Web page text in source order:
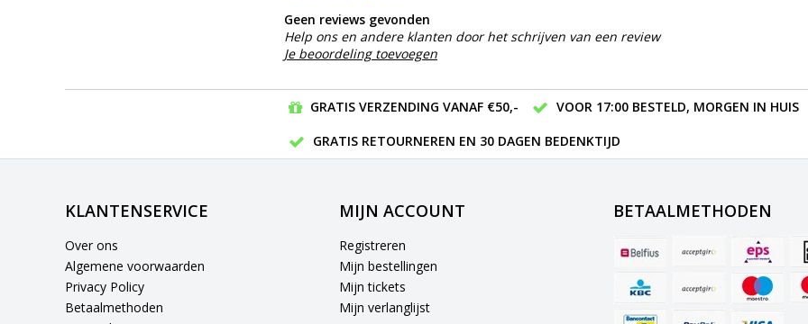
Geen reviews gevonden
Help ons en andere klanten door het schrijven van een review
Je beoordeling toevoegen
GRATIS VERZENDING VANAF €50,-
VOOR 17:00 BESTELD, MORGEN IN HUIS
GRATIS RETOURNEREN EN 30 DAGEN BEDENKTIJD
KLANTENSERVICE
Over ons
Algemene voorwaarden
Privacy Policy
Betaalmethoden
MIJN ACCOUNT
Registreren
Mijn bestellingen
Mijn tickets
Mijn verlanglijst
BETAALMETHODEN